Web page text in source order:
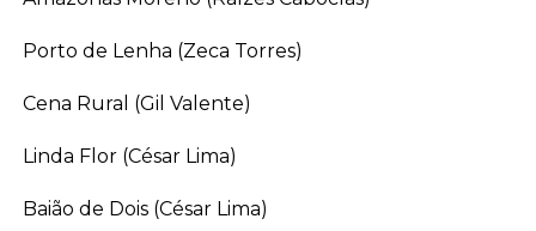
Porto de Lenha (Zeca Torres)
Cena Rural (Gil Valente)
Linda Flor (César Lima)
Baião de Dois (César Lima)